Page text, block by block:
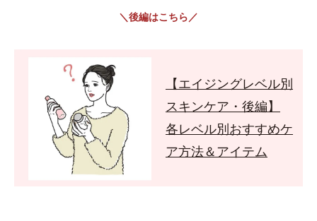
＼後編はこちら／
【エイジングレベル別
スキンケア・後編】
各レベル別おすすめケ
ア方法＆アイテム